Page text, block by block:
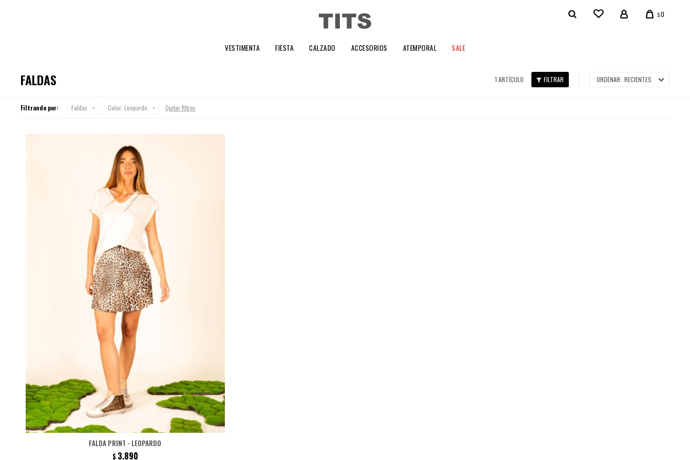
VESTIMENTA FIESTA CALZADO ACCESORIOS ATEMPORAL SALE
$0
FALDAS 1 ARTÍCULO RECIENTES
Filtrando por: Faldas Color: Leopardo Quitar filtros
FALDA PRINT - LEOPARDO
$ 3.890